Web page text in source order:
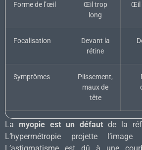
Forme de l’œil
Œil trop
long
Œil
Focalisation
Devant la
rétine
Symptômes
Plissement,
maux de
tête
La myopie est un défaut de la
L’hypermétropie projette